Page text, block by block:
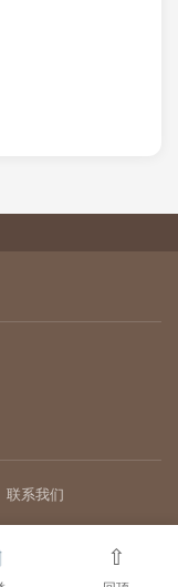
联系我们
⇧